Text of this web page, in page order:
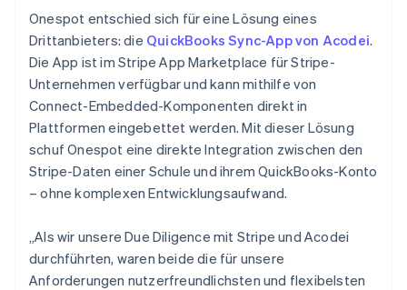
Onespot entschied sich für eine Lösung eines
Drittanbieters: die QuickBooks Sync-App von Acodei.
Die App ist im Stripe App Marketplace für Stripe-
Unternehmen verfügbar und kann mithilfe von
Connect-Embedded-Komponenten direkt in
Plattformen eingebettet werden. Mit dieser Lösung
schuf Onespot eine direkte Integration zwischen den
Stripe-Daten einer Schule und ihrem QuickBooks-Konto
– ohne komplexen Entwicklungsaufwand.
„Als wir unsere Due Diligence mit Stripe und Acodei
durchführten, waren beide die für unsere
Anforderungen nutzerfreundlichsten und flexibelsten